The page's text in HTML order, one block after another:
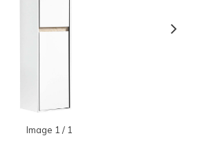
Image 1 / 1